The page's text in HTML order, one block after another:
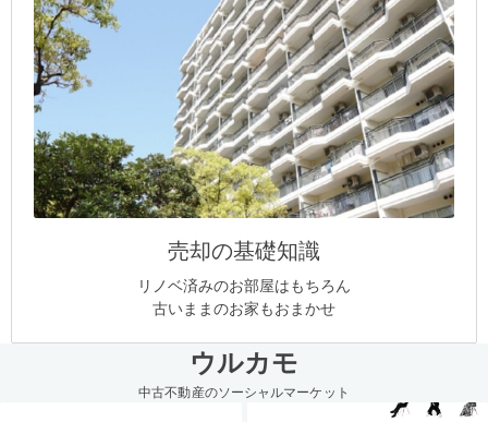
売却の基礎知識
リノベ済みのお部屋はもちろん
古いままのお家もおまかせ
ウルカモ
中古不動産のソーシャルマーケット